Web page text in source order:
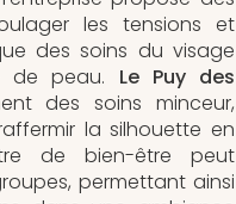
les tensions et
des soins du visage
de peau. Le Puy des
des soins minceur,
la silhouette en
de bien-être peut
permettant ainsi